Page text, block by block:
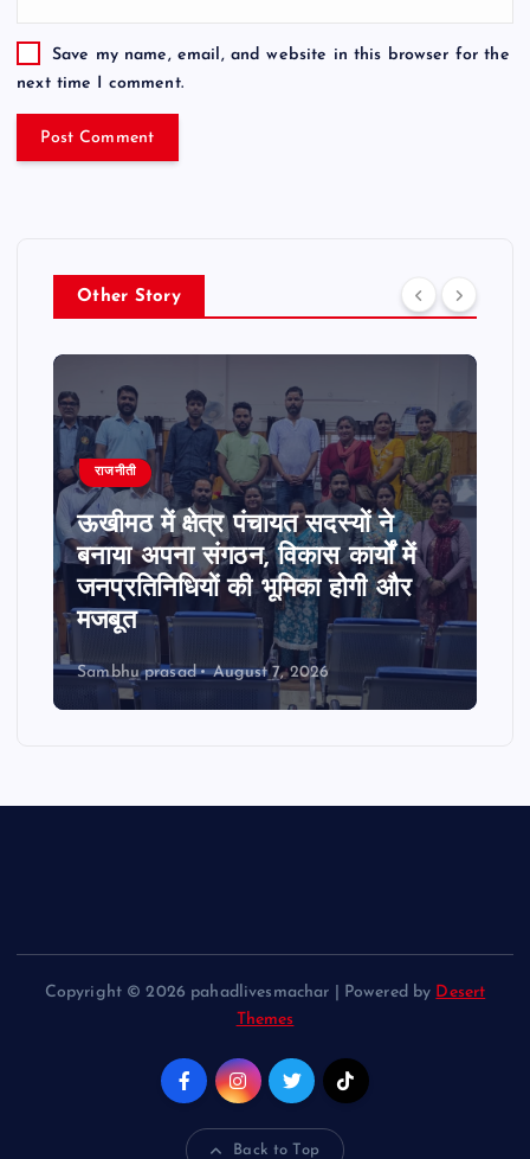
Save my name, email, and website in this browser for the
next time I comment.
Other Story
राजनीती
ऊखीमठ में क्षेत्र पंचायत सदस्यों ने
बनाया अपना संगठन, विकास कार्यों में
जनप्रतिनिधियों की भूमिका होगी और
मजबूत
Sambhu prasad August 7, 2026
Copyright © 2026 pahadlivesmachar | Powered by Desert
Themes
Back to Top